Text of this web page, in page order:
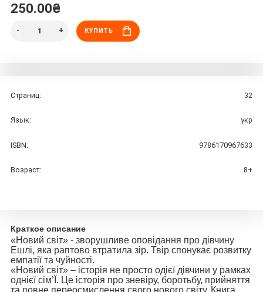
250.00₴
КУПИТЬ
Страниц: 32
Язык: укр
ISBN: 9786170967633
Возраст: 8+
Краткое описание
«Новий світ» - зворушливе оповідання про дівчину
Ешлі, яка раптово втратила зір. Твір спонукає розвитку
емпатії та чуйності.
«Новий світ» – історія не просто одієї дівчини у рамках
однієї сім’Ї. Це історія про зневіру, боротьбу, прийняття